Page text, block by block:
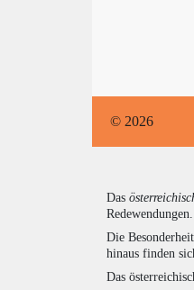
© 2026
Das
Redewendungen.
Die
hinaus finden
Das